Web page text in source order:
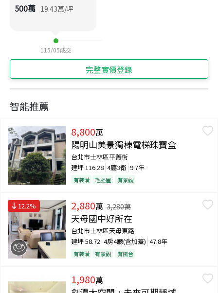
500萬 19.43萬/坪
115/05成交
完整實價登錄
智能推薦
8,800萬
陽明山美景獨棟電梯珠寶盒
台北市士林區平菁街
建坪 116.28 4廳3衛 9.7年
有裝潢 毛胚屋 有景觀
12.2% 2,880萬 3,280萬
天母國中好所在
台北市士林區天母東路
建坪58.72 4房4廳(含加蓋) 47.8年
有裝潢 有景觀 有陽台
1,980萬